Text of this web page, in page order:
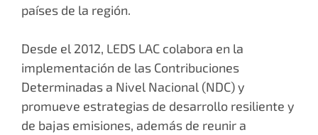
países de la región.
Desde el 2012, LEDS LAC colabora en la
implementación de las Contribuciones
Determinadas a Nivel Nacional (NDC) y
promueve estrategias de desarrollo resiliente y
de bajas emisiones, además de reunir a